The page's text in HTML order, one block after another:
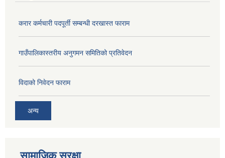
करार कर्मचारी पदपूर्ती सम्बन्धी दरखास्त फाराम
गाउँपालिकास्तरीय अनुगमन समितिको प्रतिवेदन
विदाको निवेदन फाराम
अन्य